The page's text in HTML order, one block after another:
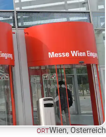
ORTWien, Österreich